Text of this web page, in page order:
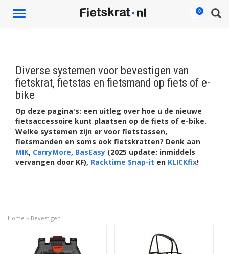
Toggle
0
Diverse systemen voor bevestigen van
fietskrat, fietstas en fietsmand op fiets of e-
bike
Op deze pagina's: een uitleg over hoe u de nieuwe
fietsaccessoire kunt plaatsen op de fiets of e-bike.
Welke systemen zijn er voor fietstassen,
fietsmanden en soms ook fietskratten? Denk aan
MIK, CarryMore, BasEasy (2025 update: inmiddels
vervangen door KF), Racktime Snap-it en KLICKfix!
Home » Bevestigen